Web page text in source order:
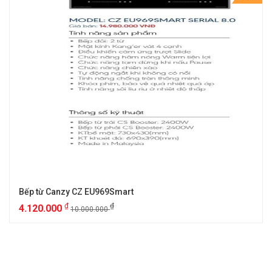
Bếp từ Canzy CZ EU969Smart
4.120.000 ₫ 10.000.000₫